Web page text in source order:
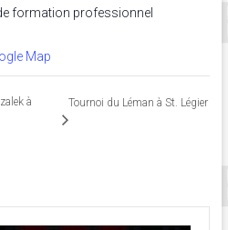
formation professionnel
Map
à
Tournoi du Léman à St. Légier